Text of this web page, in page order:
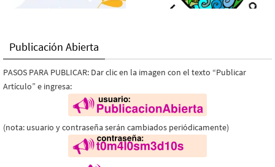
Publicación Abierta
PASOS PARA PUBLICAR: Dar clic en la imagen con el texto “Publicar
Artículo” e ingresa:
(nota: usuario y contraseña serán cambiados periódicamente)